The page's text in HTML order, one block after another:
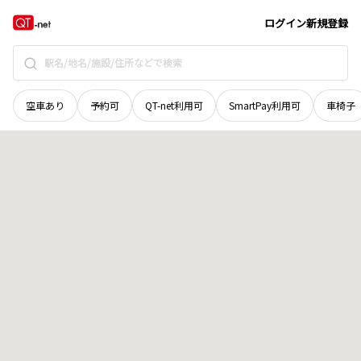
ログイン新規登録
空車あり 予約可 QT-net利用可 SmartPay利用可 車椅子
福井県